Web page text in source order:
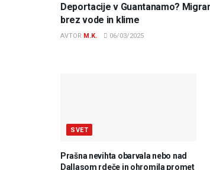
Deportacije v Guantanamo?
brez vode in klime
AVTOR M.K. 06/03/2025
SVET
Prašna nevihta obarvala nebo nad
Dallasom rdeče in ohromila promet